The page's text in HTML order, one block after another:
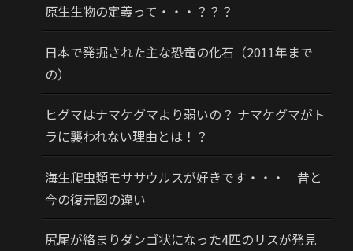
原生生物の定義って・・・？？？
日本で発掘された主な恐竜の化石（2011年まで
の）
ヒグマはナマケグマより弱いの？ ナマケグマがト
ラに襲われない理由とは！？
海生爬虫類モササウルスが好きです・・・ 昔と
今の復元図の違い
尻尾が絡まりダンゴ状になった4匹のリスが発見